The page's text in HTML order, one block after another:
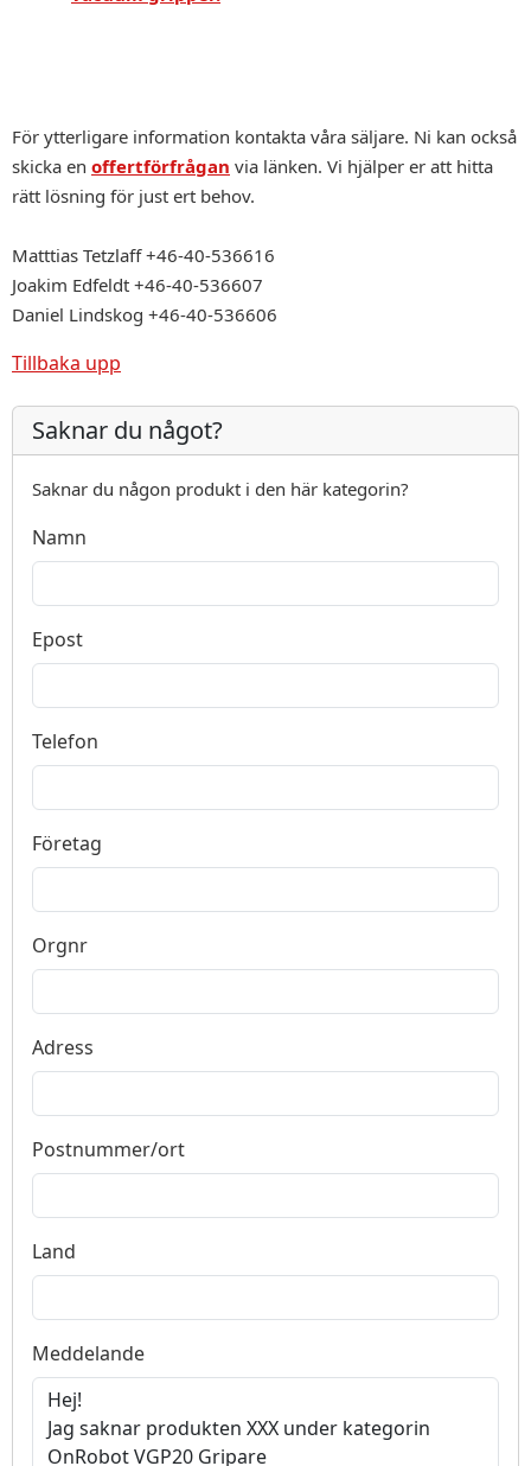
För ytterligare information kontakta våra säljare. Ni kan också
skicka en offertförfrågan via länken. Vi hjälper er att hitta
rätt lösning för just ert behov.
Matttias Tetzlaff +46-40-536616
Joakim Edfeldt +46-40-536607
Daniel Lindskog +46-40-536606
Tillbaka upp
Saknar du något?
Saknar du någon produkt i den här kategorin?
Namn
Epost
Telefon
Företag
Orgnr
Adress
Postnummer/ort
Land
Meddelande